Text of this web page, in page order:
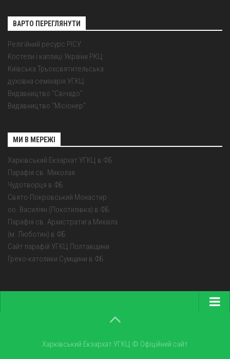
ВАРТО ПЕРЕГЛЯНУТИ
Релігійний ресурс РІСУ
Костели і каплиці України РКЦ
Київська Трьохсвятительська
духовна семінарія УГКЦ
Видавництво "Свічадо"
Видавництво "Місіонер"
МИ В МЕРЕЖІ
Харківський Екзархат УГКЦ в ФБ
Парафія св. Миколая
Чудотворця в ФБ
Свято-Покровський Монастир
оо. Василіян (Покотилівка) в ФБ
Парафія св. Архистратига Михаїла
(м. Люботин) в ФБ
Сайт парафій УГКЦ Полтавщини
Греко-католики Сумщини в ФБ
Про екзархатХарківський Екзархат УГКЦ © Офіційний сайт